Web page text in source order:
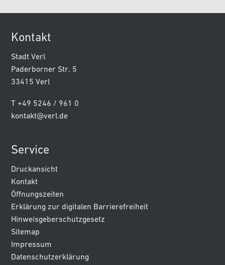
Kontakt
Stadt Verl
Paderborner Str. 5
33415 Verl
T +49 5246 / 961 0
kontakt@verl.de
Service
Druckansicht
Kontakt
Öffnungszeiten
Erklärung zur digitalen Barrierefreiheit
Hinweisgeberschutzgesetz
Sitemap
Impressum
Datenschutzerklärung